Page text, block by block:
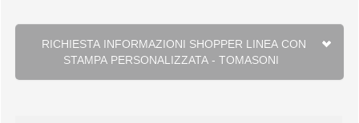
RICHIESTA INFORMAZIONI SHOPPER LINEA CON
STAMPA PERSONALIZZATA - TOMASONI